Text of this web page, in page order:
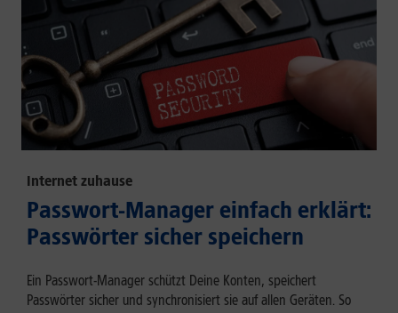
Internet zuhause
Passwort-Manager einfach erklärt:
Passwörter sicher speichern
Ein Passwort-Manager schützt Deine Konten, speichert
Passwörter sicher und synchronisiert sie auf allen Geräten. So